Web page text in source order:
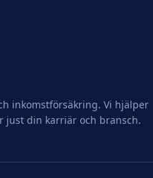
inkomstförsäkring. Vi hjälper
just din karriär och bransch.